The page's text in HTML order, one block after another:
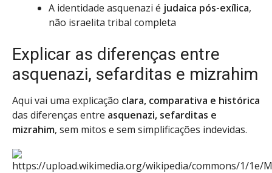
A identidade asquenazi é judaica pós-exílica,
não israelita tribal completa
Explicar as diferenças entre
asquenazi, sefarditas e mizrahim
Aqui vai uma explicação clara, comparativa e histórica
das diferenças entre asquenazi, sefarditas e
mizrahim, sem mitos e sem simplificações indevidas.